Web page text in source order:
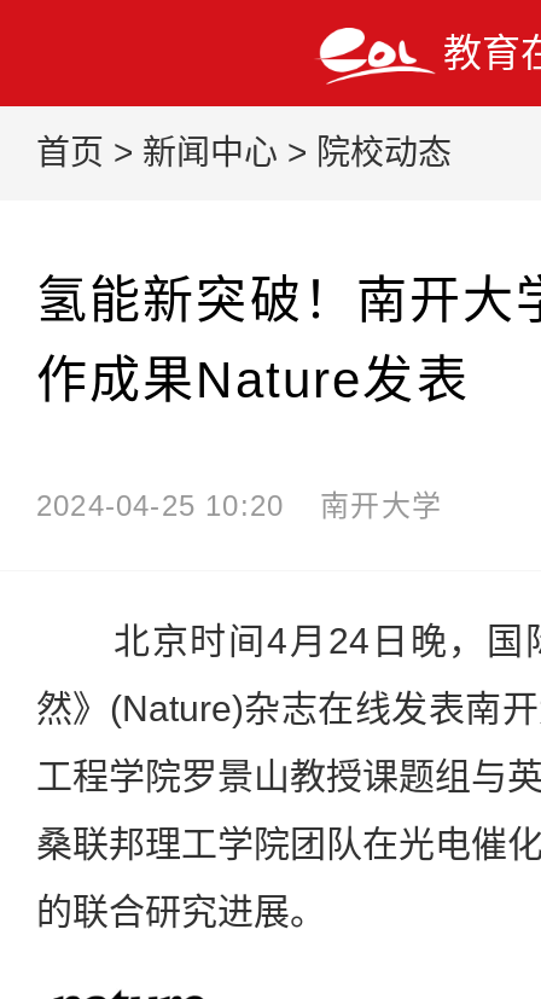
教育
首页 > 新闻中心 > 院校动态
氢能新突破！南开大
作成果Nature发表
2024-04-25 10:20 南开大学
北京时间4月24日晚，国
然》(Nature)杂志在线发表南
工程学院罗景山教授课题组与
桑联邦理工学院团队在光电催
的联合研究进展。